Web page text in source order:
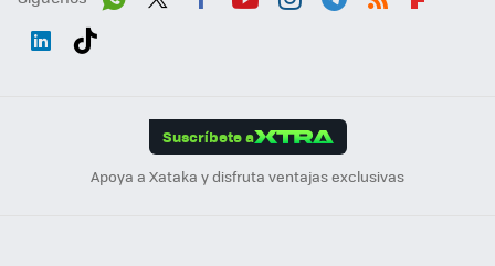
Suscríbete a
Apoya a Xataka y disfruta ventajas exclusivas